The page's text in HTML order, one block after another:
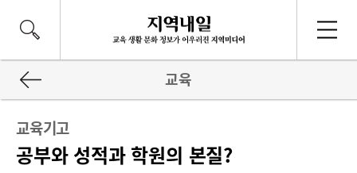
교육
교육기고
공부와 성적과 학원의 본질?